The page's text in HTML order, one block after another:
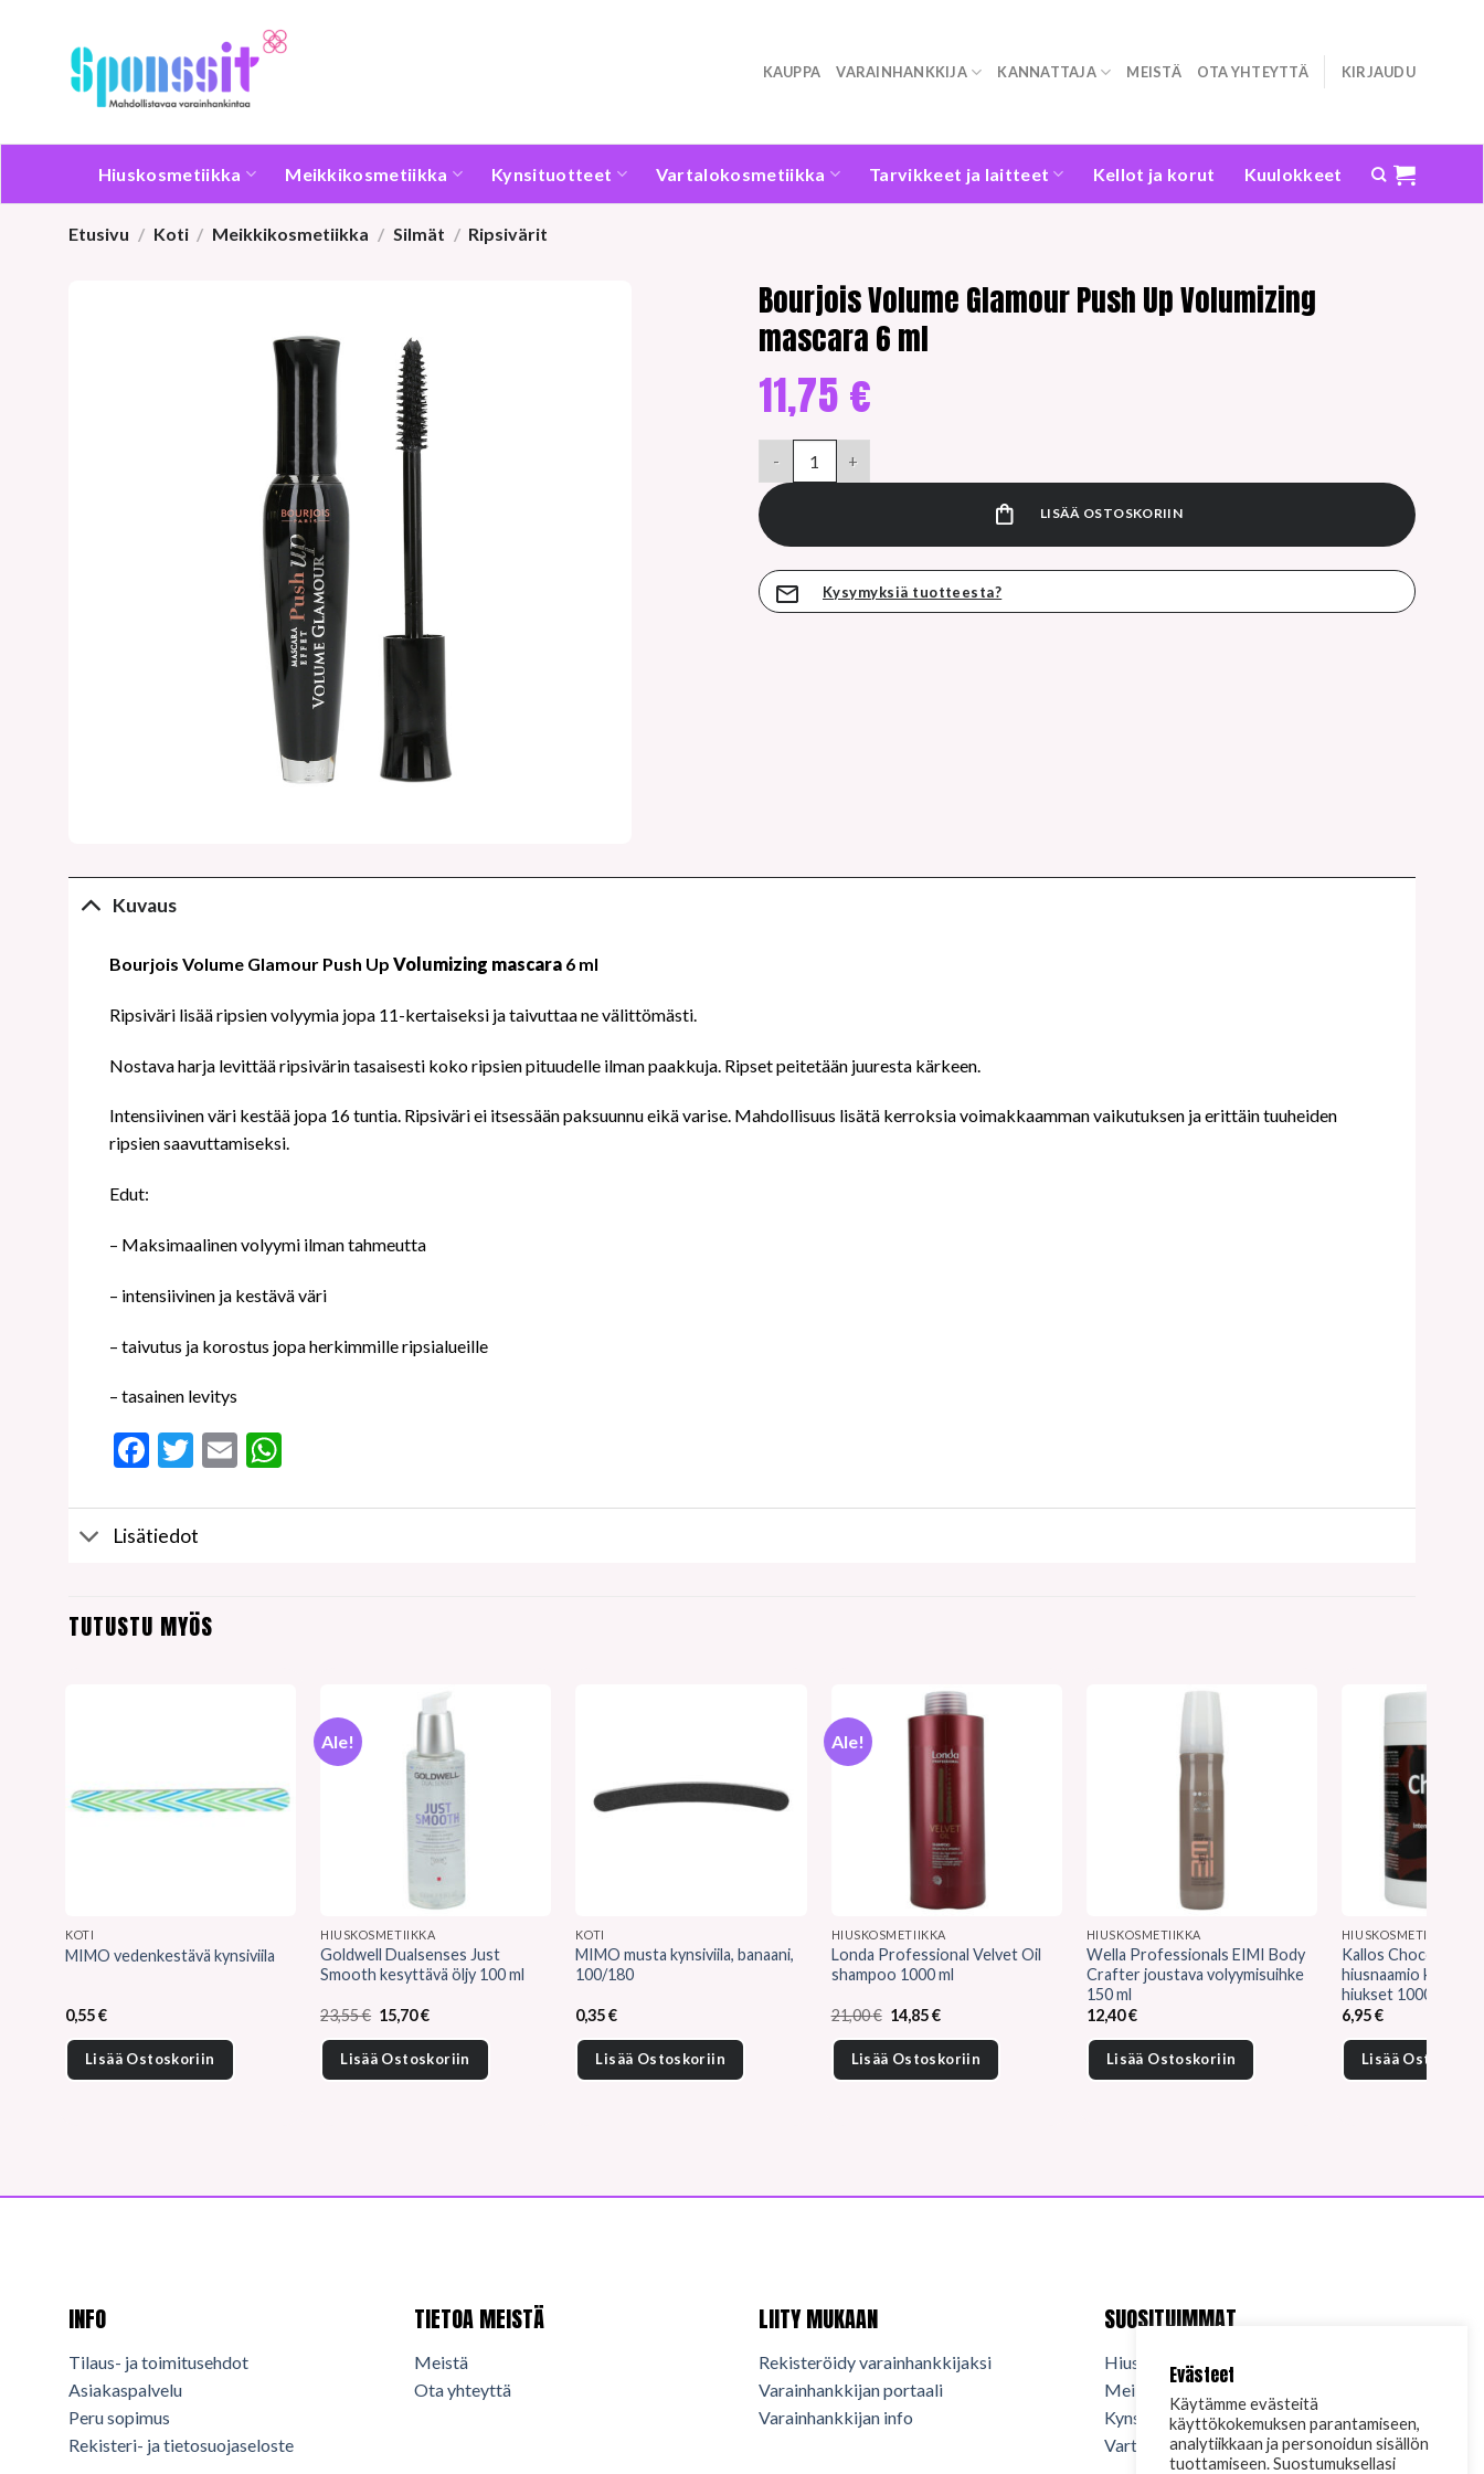
KAUPPA VARAINHANKKIJA KANNATTAJA MEISTÄ OTA YHTEYTTÄ KIRJAUDU
Hiuskosmetiikka Meikkikosmetiikka Kynsituotteet Vartalokosmetiikka Tarvikkeet ja laitteet Kellot ja korut Kuulokkeet
Etusivu / Koti / Meikkikosmetiikka / Silmät / Ripsivärit
Bourjois Volume Glamour Push Up Volumizing
mascara 6 ml
11,75 €
LISÄÄ OSTOSKORIIN
Kysymyksiä tuotteesta?
Kuvaus
Bourjois Volume Glamour Push Up Volumizing mascara6 ml
Ripsiväri lisää ripsien volyymia jopa 11-kertaiseksi ja taivuttaa ne välittömästi.
Nostava harja levittää ripsivärin tasaisesti koko ripsien pituudelle ilman paakkuja. Ripset peitetään juuresta kärkeen.
Intensiivinen väri kestää jopa 16 tuntia. Ripsiväri ei itsessään paksuunnu eikä varise. Mahdollisuus lisätä kerroksia voimakkaamman vaikutuksen ja erittäin tuuheiden
ripsien saavuttamiseksi.
Edut:
– Maksimaalinen volyymi ilman tahmeutta
– intensiivinen ja kestävä väri
– taivutus ja korostus jopa herkimmille ripsialueille
– tasainen levitys
Facebook
Twitter
EmailWhatsApp
Lisätiedot
TUTUSTU MYÖS
KOTI
MIMO vedenkestävä kynsiviila
0,55€
Lisää Ostoskoriin
Ale!
HIUSKOSMETIIKKA
Goldwell Dualsenses Just
Smooth kesyttävä öljy 100 ml
23,55€ Alkuperäinen
hinta
oli:
23,55 €.
15,70€Nykyinen
on:
15,70 €.
Lisää Ostoskoriin
KOTI
MIMO musta kynsiviila, banaani,
100/180
0,35€
Lisää Ostoskoriin
Ale!
HIUSKOSMETIIKKA
Londa Professional Velvet Oil
shampoo 1000 ml
21,00€ Alkuperäinen
hinta
oli:
21,00 €.
14,85€Nykyinen
on:
14,85 €.
Lisää Ostoskoriin
HIUSKOSMETIIKKA
Wella Professionals EIMI Body
Crafter joustava volyymisuihke
150 ml
12,40€
Lisää Ostoskoriin
HIUSKOSMETIIKKA
Kallos Chocolate
hiusnaamio kuivat
hiukset 1000 ml
6,95€
Lisää
INFO
Tilaus- ja toimitusehdot
Asiakaspalvelu
Peru sopimus
Rekisteri- ja tietosuojaseloste
TIETOA MEISTÄ
Meistä
Ota yhteyttä
LIITY MUKAAN
Rekisteröidy varainhankkijaksi
Varainhankkijan portaali
Varainhankkijan info
SUOSITUIMMAT
Hiuskosmetiikka
Meikkikosmetiikka
Kynsituotteet
Vartalokosmetiikka
Evästeet
Käytämme evästeitä
käyttökokemuksen parantamiseen,
analytiikkaan ja personoidun sisällön
tuottamiseen. Suostumuksellasi